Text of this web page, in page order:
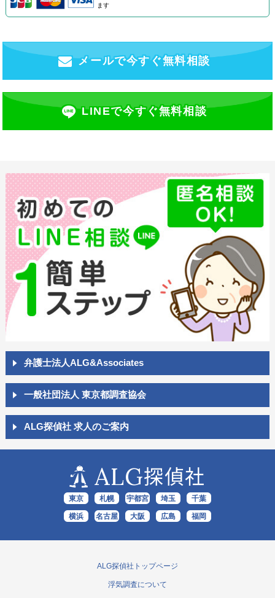
ます
メールで今すぐ無料相談
LINEで今すぐ無料相談
弁護士法人ALG&Associates
一般社団法人 東京都調査協会
ALG探偵社 求人のご案内
ALG探偵社
東京 札幌 宇都宮 埼玉 千葉
横浜 名古屋 大阪 広島 福岡
ALG探偵社トップページ
浮気調査について